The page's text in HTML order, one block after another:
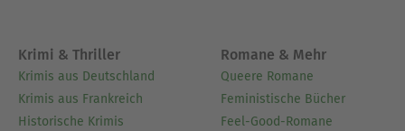
Krimi & Thriller
Krimis aus Deutschland
Krimis aus Frankreich
Historische Krimis
Romane & Mehr
Queere Romane
Feministische Bücher
Feel-Good-Romane